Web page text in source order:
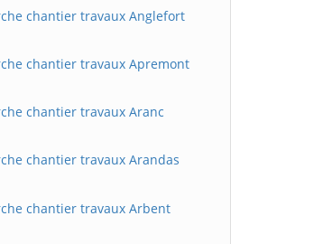
chantier travaux Anglefort
chantier travaux Apremont
chantier travaux Aranc
chantier travaux Arandas
chantier travaux Arbent